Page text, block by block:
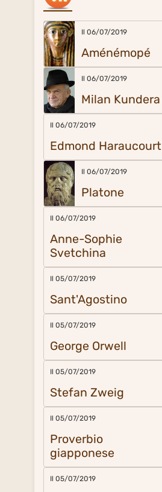
Il 06/07/2019
Aménémopé
Il 06/07/2019
Milan Kundera
Il 06/07/2019
Edmond Haraucourt
Il 06/07/2019
Platone
Il 06/07/2019
Anne-Sophie
Svetchina
Il 05/07/2019
Sant'Agostino
Il 05/07/2019
George Orwell
Il 05/07/2019
Stefan Zweig
Il 05/07/2019
Proverbio
giapponese
Il 05/07/2019